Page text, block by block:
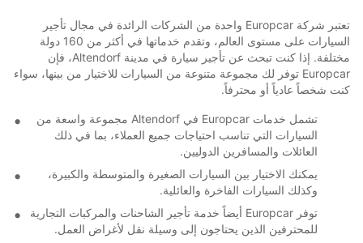
تعتبر شركة Europcar واحدة من الشركات الرائدة في مجال تأجير
السيارات على مستوى العالم، وتقدم خدماتها في أكثر من 160 دولة
مختلفة. إذا كنت تبحث عن تأجير سيارة في مدينة Altendorf، فإن
Europcar توفر لك مجموعة متنوعة من السيارات للاختيار من بينها، سواء
كنت شخصاً عادياً أو محترفاً.
تشمل خدمات Europcar في Altendorf مجموعة واسعة من
السيارات التي تناسب احتياجات جميع العملاء، بما في ذلك
العائلات والمسافرين الدوليين.
يمكنك الاختيار بين السيارات الصغيرة والمتوسطة والكبيرة،
وكذلك السيارات الفاخرة والعائلية.
توفر Europcar أيضاً خدمة تأجير الشاحنات والمركبات التجارية
للمحترفين الذين يحتاجون إلى وسيلة نقل لأغراض العمل.